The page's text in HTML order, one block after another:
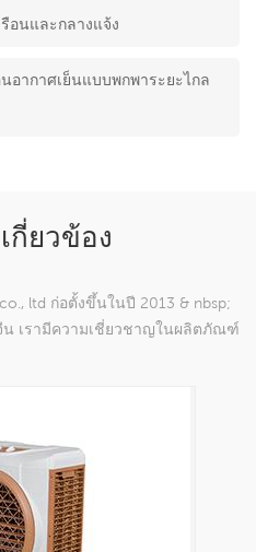
อนและกลางแจ้ง
อากาศเย็นแบบพกพาระยะไกล
กี่ยวข้อง
ltd ก่อตั้งขึ้นในปี 2013 & nbsp;
จีน เรามีความเชี่ยวชาญในผลิตภัณฑ์